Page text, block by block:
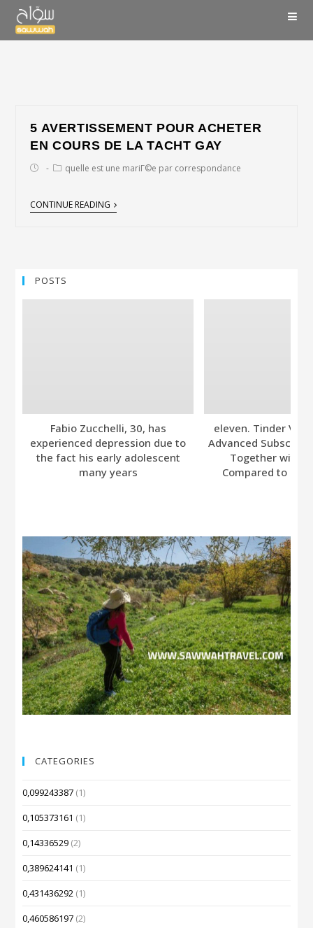
5 AVERTISSEMENT POUR ACHETER
EN COURS DE LA TACHT GAY
quelle est une mariГ©e par correspondance
CONTINUE READING
POSTS
Fabio Zucchelli, 30, has
experienced depression due to
the fact his early adolescent
many years
eleven. Tinder
Advanced
Together with
Compared to
CATEGORIES
0,099243387 (1)
0,105373161 (1)
0,14336529 (2)
0,389624141 (1)
0,431436292 (1)
0,460586197 (2)